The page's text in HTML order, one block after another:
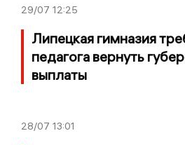
29/07 12:25
Липецкая гимназия
педагога вернуть
выплаты
28/07 13:01